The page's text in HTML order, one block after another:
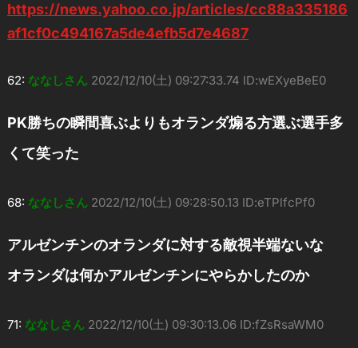
https://news.yahoo.co.jp/articles/cc88a335186
af1cf0c494167a5de4efb5d7e4687
62: ななしさん 2022/12/10(土) 09:27:33.74 ID:wEXyeBeE0
PK勝ちの瞬間喜ぶよりもオランダ煽る方選ぶ選手多
くて笑った
68: ななしさん 2022/12/10(土) 09:28:50.13 ID:eTPlfcPf0
アルゼンチンのオランダに対する敵視半端ないな
オランダは何かアルゼンチンにやらかしたのか
71: ななしさん 2022/12/10(土) 09:30:13.06 ID:fZsRsaWM0